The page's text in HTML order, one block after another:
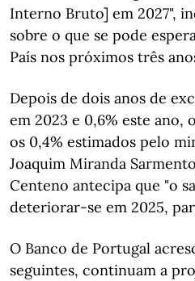
Interno Bruto] em 2027",
sobre o que se pode
País nos próximos três
Depois de dois anos de
em 2023 e 0,6% este ano,
os 0,4% estimados pelo
Joaquim Miranda
Centeno antecipa que "o
deteriorar-se em 2025,
O Banco de Portugal
seguintes, continuam a